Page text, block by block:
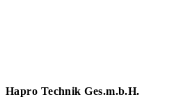
Hapro Technik Ges.m.b.H.